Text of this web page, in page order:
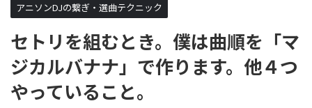
アニソンDJの繋ぎ・選曲テクニック
セトリを組むとき。僕は曲順を「マ
ジカルバナナ」で作ります。他４つ
やっていること。